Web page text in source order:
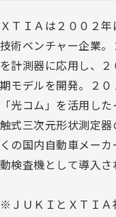
ＸＴＩＡは２００２
技術ベンチャー企業
を計測器に応用し、
期モデルを開発。２
「光コム」を活用し
触式三次元形状測定
くの国内自動車メー
動検査機として導入さ
※ＪＵＫＩとＸＴＩＡ